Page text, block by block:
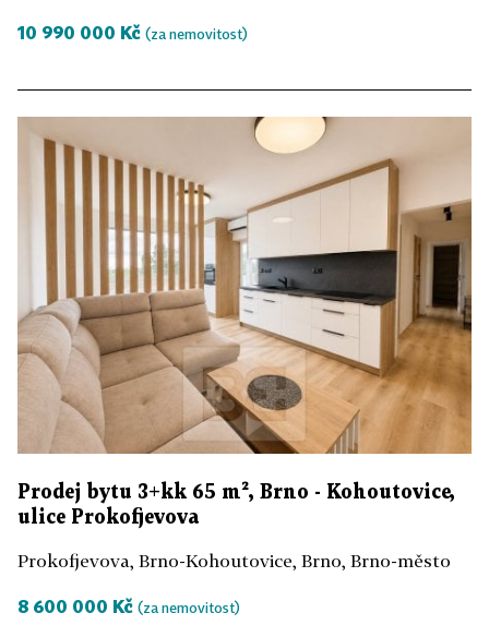
10 990 000 Kč (za nemovitost)
Prodej bytu 3+kk 65 m², Brno - Kohoutovice,
ulice Prokofjevova
Prokofjevova, Brno-Kohoutovice, Brno, Brno-město
8 600 000 Kč (za nemovitost)